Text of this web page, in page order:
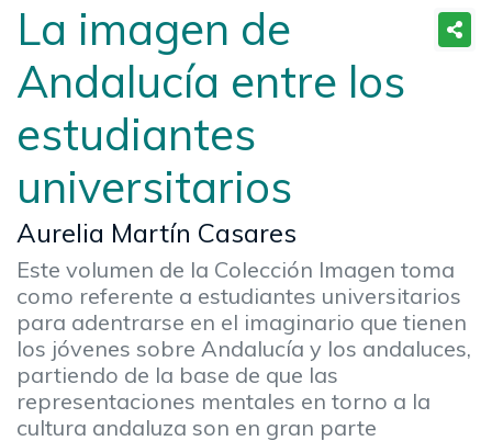
La imagen de
Andalucía entre los
estudiantes
universitarios
Aurelia Martín Casares
Este volumen de la Colección Imagen toma
como referente a estudiantes universitarios
para adentrarse en el imaginario que tienen
los jóvenes sobre Andalucía y los andaluces,
partiendo de la base de que las
representaciones mentales en torno a la
cultura andaluza son en gran parte